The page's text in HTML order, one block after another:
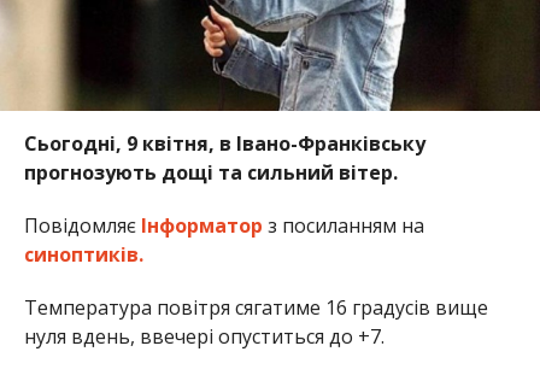
Сьогодні, 9 квітня, в Івано-Франківську
прогнозують дощі та сильний вітер.
Повідомляє Інформатор з посиланням на
синоптиків.
Температура повітря сягатиме 16 градусів вище
нуля вдень, ввечері опуститься до +7.